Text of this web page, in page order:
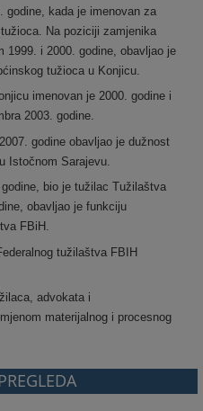
godine, kada je imenovan za
Na poziciji zamjenika
1999. i 2000. godine, obavljao je
tužioca u Konjicu.
imenovan je 2000. godine i
2003. godine.
godine obavljao je dužnost
Istočnom Sarajevu.
bio je tužilac Tužilaštva
obavljao je funkciju
FBiH.
tužilaštva FBIH
advokata i
materijalnog i procesnog